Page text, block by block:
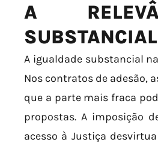
A
A igualdade substancial
Nos contratos de adesão,
que a parte mais fraca
propostas. A imposição
acesso à Justiça